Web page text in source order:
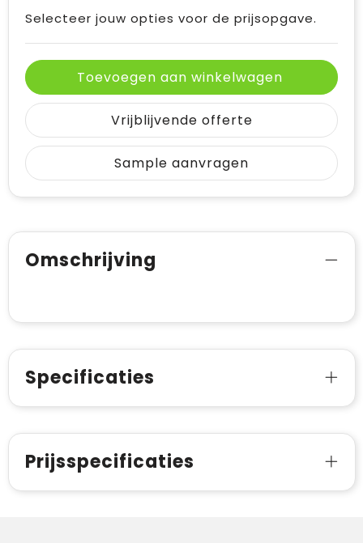
Selecteer jouw opties voor de prijsopgave.
Toevoegen aan winkelwagen
Vrijblijvende offerte
Sample aanvragen
Omschrijving
Specificaties
Prijsspecificaties